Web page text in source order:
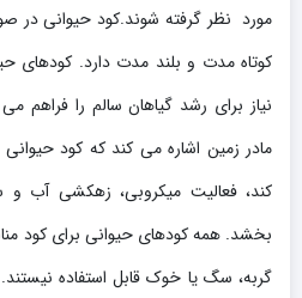
مورد نظر گرفته شوند.کود حیوانی در
کوتاه مدت و بلند مدت دارد. کودهای
نیاز برای رشد گیاهان سالم را فراهم
مادر زمین اشاره می کند که کود
کند، فعالیت میکروبی، زهکشی آب و
بخشد. همه کودهای حیوانی برای کود
گربه، سگ یا خوک قابل استفاده